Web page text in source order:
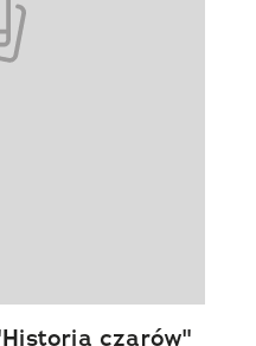
czarów"